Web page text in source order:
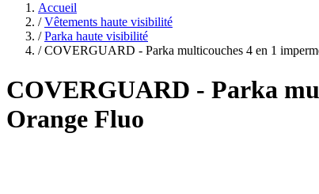
Accueil
/ Vêtements haute visibilité
/ Parka haute visibilité
/ COVERGUARD - Parka multicouches 4 en 1
COVERGUARD - Parka
Orange Fluo